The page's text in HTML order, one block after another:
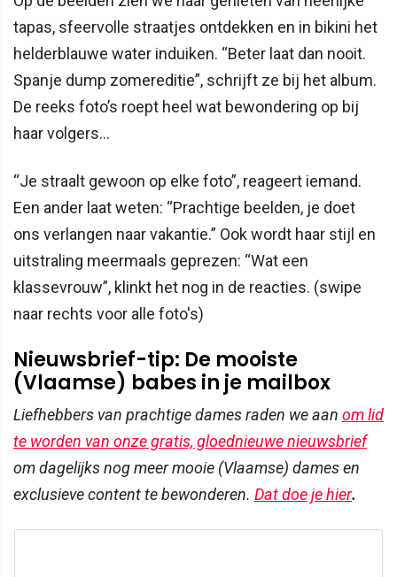
tapas, sfeervolle straatjes ontdekken en in bikini het
helderblauwe water induiken. “Beter laat dan nooit.
Spanje dump zomereditie”, schrijft ze bij het album.
De reeks foto’s roept heel wat bewondering op bij
haar volgers...
“Je straalt gewoon op elke foto”, reageert iemand.
Een ander laat weten: “Prachtige beelden, je doet
ons verlangen naar vakantie.” Ook wordt haar stijl en
uitstraling meermaals geprezen: “Wat een
klassevrouw”, klinkt het nog in de reacties. (swipe
naar rechts voor alle foto's)
Nieuwsbrief-tip: De mooiste
(Vlaamse) babes in je mailbox
Liefhebbers van prachtige dames raden we aan om lid
te worden van onze gratis, gloednieuwe nieuwsbrief
om dagelijks nog meer mooie (Vlaamse) dames en
exclusieve content te bewonderen. Dat doe je hier.